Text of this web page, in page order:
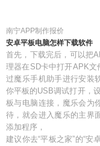
南宁APP制作报价
安卓平板电脑怎样下载软件
首先，下载完后，可以把
理器在SD卡中打开APK文
过魔乐手机助手进行安装
你平板的USB调试打开，
板与电脑连接，魔乐会为
待，就会进入魔乐的主界
添加程序，
建议你去“平板之家”的“